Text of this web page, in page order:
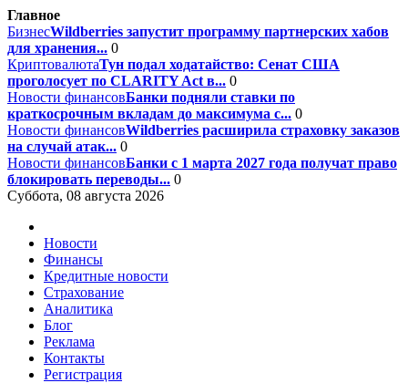
Главное
БизнесWildberries запустит программу партнерских хабов
для хранения... 0
КриптовалютаТун подал ходатайство: Сенат США
проголосует по CLARITY Act в... 0
Новости финансовБанки подняли ставки по
краткосрочным вкладам до максимума с... 0
Новости финансовWildberries расширила страховку заказов
на случай атак... 0
Новости финансовБанки с 1 марта 2027 года получат право
блокировать переводы... 0
Суббота, 08 августа 2026
Новости
Финансы
Кредитные новости
Страхование
Аналитика
Блог
Реклама
Контакты
Регистрация